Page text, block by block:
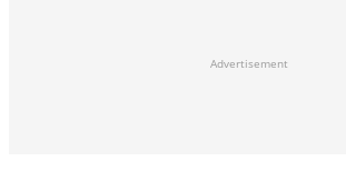
Advertisement